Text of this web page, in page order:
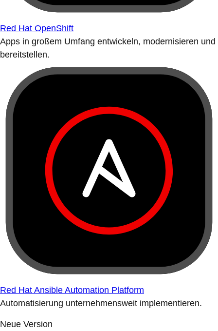
Red Hat OpenShift
Apps in großem Umfang entwickeln, modernisieren und
bereitstellen.
Red Hat Ansible Automation Platform
Automatisierung unternehmensweit implementieren.
Neue Version